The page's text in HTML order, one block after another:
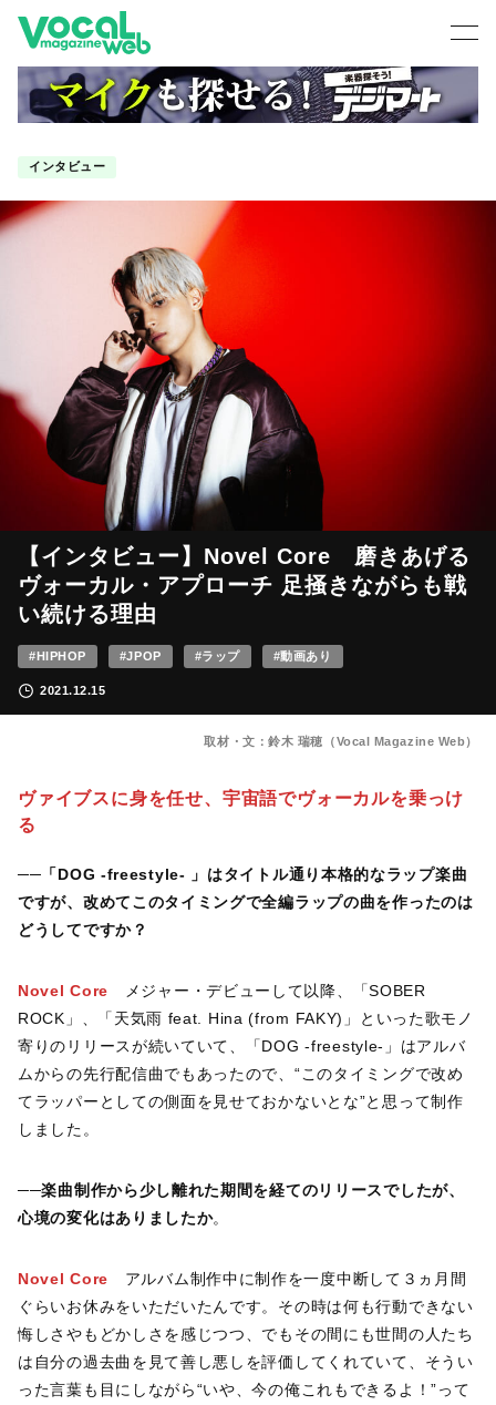
インタビュー
【インタビュー】Novel Core 磨きあげる
ヴォーカル・アプローチ 足掻きながらも戦
い続ける理由
#HIPHOP #JPOP #ラップ #動画あり
2021.12.15
取材・文：鈴木 瑞穂（Vocal Magazine Web）
ヴァイブスに身を任せ、宇宙語でヴォーカルを乗っけ
る
── 「DOG -freestyle- 」はタイトル通り本格的なラップ楽曲
ですが、改めてこのタイミングで全編ラップの曲を作ったのは
どうしてですか？
Novel Core
メジャー・デビューして以降、「SOBER
ROCK」、「天気雨 feat. Hina (from FAKY)」といった歌モノ
寄りのリリースが続いていて、「DOG -freestyle-」はアルバ
ムからの先行配信曲でもあったので、“このタイミングで改め
てラッパーとしての側面を見せておかないとな”と思って制作
しました。
──楽曲制作から少し離れた期間を経てのリリースでしたが、
心境の変化はありましたか。
Novel Core
アルバム制作中に制作を一度中断して３ヵ月間
ぐらいお休みをいただいたんです。その時は何も行動できない
悔しさやもどかしさを感じつつ、でもその間にも世間の人たち
は自分の過去曲を見て善し悪しを評価してくれていて、そうい
った言葉も目にしながら“いや、今の俺これもできるよ！”って